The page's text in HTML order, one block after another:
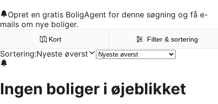
Opret en gratis BoligAgent for denne søgning og få e-
mails om nye boliger.
Kort Filter & sortering
Sortering:Nyeste øverst
Ingen boliger i øjeblikket